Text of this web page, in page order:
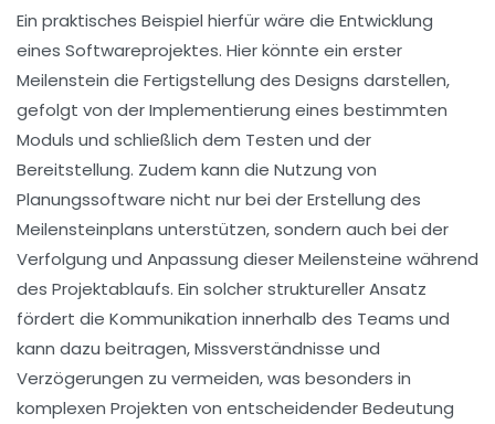
Ein praktisches Beispiel hierfür wäre die Entwicklung
eines Softwareprojektes. Hier könnte ein erster
Meilenstein die Fertigstellung des Designs darstellen,
gefolgt von der Implementierung eines bestimmten
Moduls und schließlich dem Testen und der
Bereitstellung. Zudem kann die Nutzung von
Planungssoftware nicht nur bei der Erstellung des
Meilensteinplans unterstützen, sondern auch bei der
Verfolgung und Anpassung dieser Meilensteine während
des Projektablaufs. Ein solcher struktureller Ansatz
fördert die Kommunikation innerhalb des Teams und
kann dazu beitragen, Missverständnisse und
Verzögerungen zu vermeiden, was besonders in
komplexen Projekten von entscheidender Bedeutung